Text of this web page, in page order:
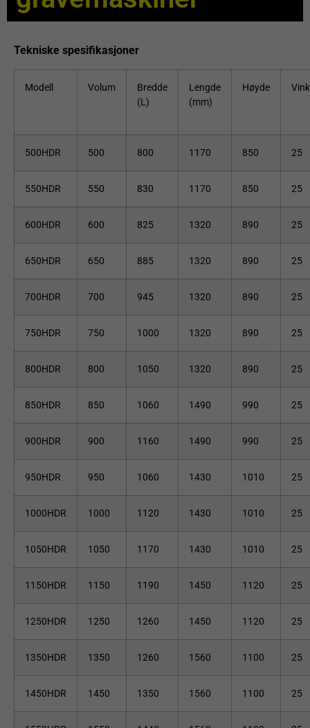
Tekniske spesifikasjoner
Modell Volum
Bredde
(L)
Lengde
(mm)
Høyde
500HDR 500 800 1170 850 25
550HDR 550 830 1170 850 25
600HDR 600 825 1320 890 25
650HDR 650 885 1320 890 25
700HDR 700 945 1320 890 25
750HDR 750 1000 1320 890 25
800HDR 800 1050 1320 890 25
850HDR 850 1060 1490 990 25
900HDR 900 1160 1490 990 25
950HDR 950 1060 1430 1010 25
1000HDR 1000 1120 1430 1010 25
1050HDR 1050 1170 1430 1010 25
1150HDR 1150 1190 1450 1120 25
1250HDR 1250 1260 1450 1120 25
1350HDR 1350 1260 1560 1100 25
1450HDR 1450 1350 1560 1100 25